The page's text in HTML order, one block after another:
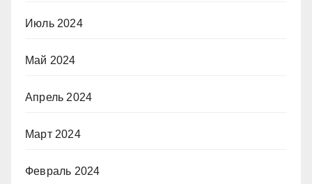
Июль 2024
Май 2024
Апрель 2024
Март 2024
Февраль 2024